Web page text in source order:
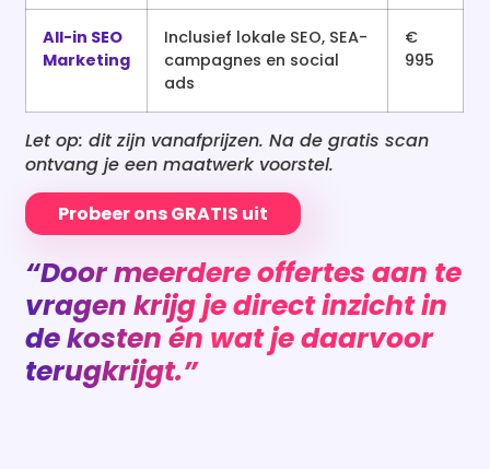
All-in SEO
Marketing
Inclusief lokale SEO, SEA-
campagnes en social
ads
€
995
Let op: dit zijn vanafprijzen. Na de gratis scan
ontvang je een maatwerk voorstel.
Probeer ons GRATIS uit
“Door meerdere offertes aan te
vragen krijg je direct inzicht in
de kosten én wat je daarvoor
terugkrijgt.”